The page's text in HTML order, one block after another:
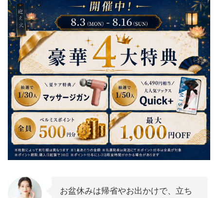
お盆休みは帰省やお出かけで、立ち